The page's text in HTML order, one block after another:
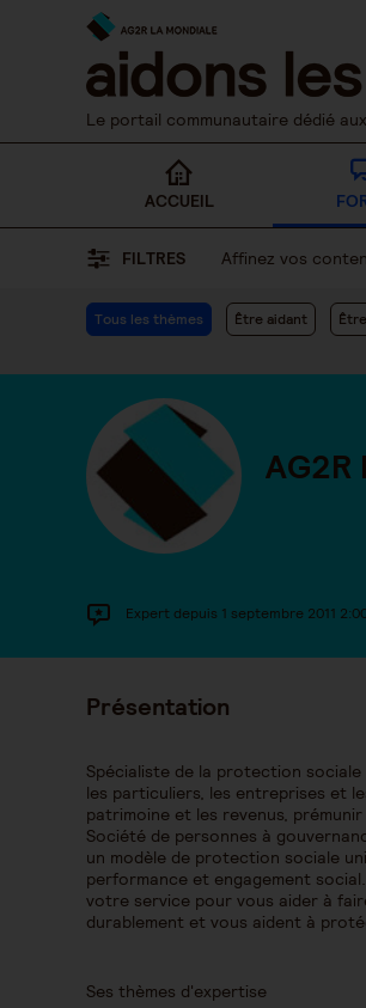
Le portail communautaire dédié
ACCUEIL
FILTRES Affinez vos
Tous les thèmes Être aidant
AG2R
Expert depuis 1 septembre 2011
Présentation
Spécialiste de la protection sociale
les particuliers, les entreprises et
patrimoine et les revenus,
Société de personnes à
un modèle de protection sociale
performance et engagement
votre service pour vous aider à
durablement et vous aident à
Ses thèmes d'expertise